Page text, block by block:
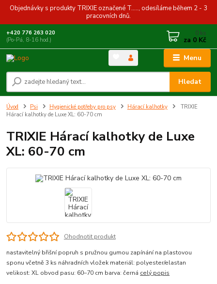
Objednávky s produkty TRIXIE označené T....., odesíláme během 2 - 3
pracovních dnů.
Menu
Hledat
+420 776 263 020
(Po-Pá, 8-16 hod.)
0 ks
za 0 Kč
Úvod Psi Hygienické potřeby pro psy Hárací kalhotky
TRIXIE
Hárací kalhotky de Luxe XL: 60-70 cm
TRIXIE Hárací kalhotky de Luxe
XL: 60-70 cm
Ohodnotit produkt
nastavitelný břišní popruh s pružnou gumou zapínání na plastovou
sponu včetně 3 ks náhradních vložek materiál: polyester/elastan
velikost: XL obvod pasu: 60–70 cm barva: černá celý popis